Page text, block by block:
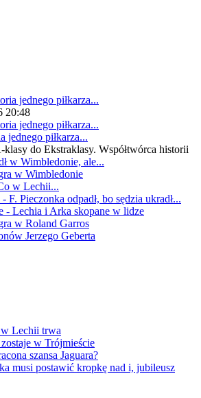
20:48
jednego piłkarza...
do Ekstraklasy. Współtwórca historii
w Wimbledonie, ale...
w Wimbledonie
w Lechii...
F. Pieczonka odpadł, bo sędzia ukradł...
- Lechia i Arka skopane w lidze
w Roland Garros
Jerzego Geberta
Lechii trwa
w Trójmieście
szansa Jaguara?
musi postawić kropkę nad i, jubileusz